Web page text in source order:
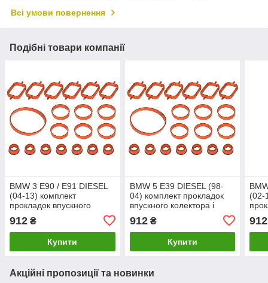
Всі умови повернення
Подібні товари компанії
BMW 3 E90 / E91 DIESEL
(04-13) комплект
прокладок впускного
колектора і клапана EGR
20 шт. комплект БМВ е90 /
е91 ДИЗЕЛЬ
912 ₴
Купити
BMW 5 E39 DIESEL (98-
04) комплект прокладок
впускного колектора і
комплект БМВ е39
ДИЗЕЛЬ
912₴
Купити
(02-
20
е61
912
Акційні пропозиції та новинки